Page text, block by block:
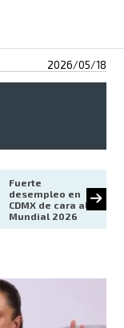
2026/05/18
Fuerte
desempleo en
CDMX de cara al
Mundial 2026